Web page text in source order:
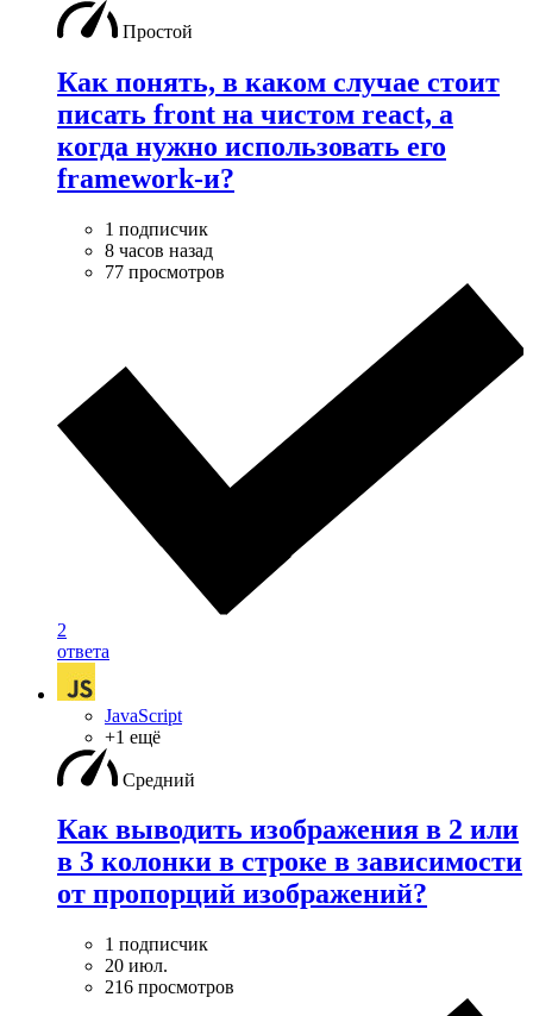
Простой
Как понять, в каком случае стоит
писать front на чистом react, а
когда нужно использовать его
framework-и?
1 подписчик
8 часов назад
77 просмотров
2
ответа
JavaScript
+1 ещё
Средний
Как выводить изображения в 2 или
в 3 колонки в строке в зависимости
от пропорций изображений?
1 подписчик
20 июл.
216 просмотров